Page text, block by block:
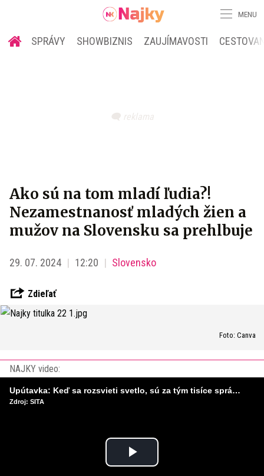
MENU
SPRÁVY SHOWBIZNIS ZAUJÍMAVOSTI
Ako sú na tom mladí ľudia?!
Nezamestnanosť mladých žien a
mužov na Slovensku sa prehlbuje
29. 07. 2024 12:20 Slovensko
Zdieľať
Foto: Canva
NAJKY video:
Play
Upútavka: Keď sa rozsvieti svetlo, sú za tým tisíce správnych rozhodnutí. Ako vzniká infraštruktúra, ktorú nevnímame?
Zdroj: SITA